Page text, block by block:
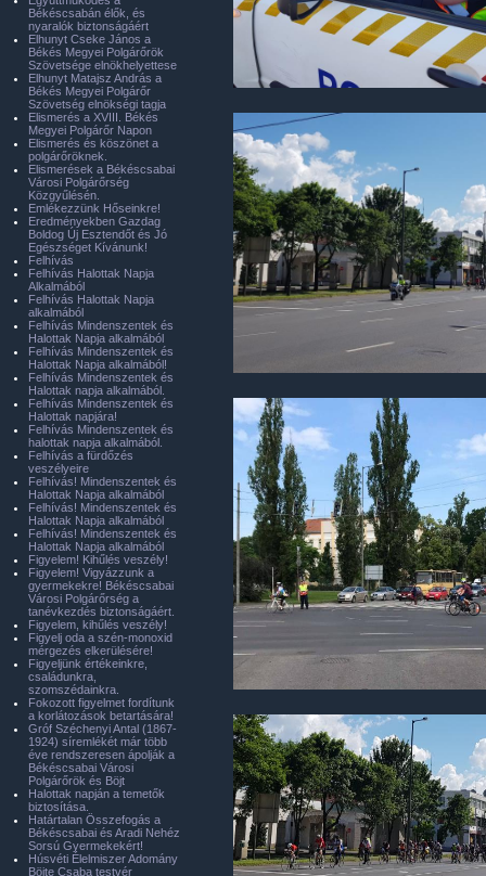
Békéscsabán élők, és
nyaralók biztonságáért
Elhunyt Cseke János a
Békés Megyei Polgárőrök
Szövetsége elnökhelyettese
Elhunyt Matajsz András a
Békés Megyei Polgárőr
Szövetség elnökségi tagja
Elismerés a XVIII. Békés
Megyei Polgárőr Napon
Elismerés és köszönet a
polgárőröknek.
Elismerések a Békéscsabai
Városi Polgárőrség
Közgyűlésén.
Emlékezzünk Hőseinkre!
Eredményekben Gazdag
Boldog Új Esztendőt és Jó
Egészséget Kívánunk!
Felhívás
Felhívás Halottak Napja
Alkalmából
Felhívás Halottak Napja
alkalmából
Felhívás Mindenszentek és
Halottak Napja alkalmából
Felhívás Mindenszentek és
Halottak Napja alkalmából!
Felhívás Mindenszentek és
Halottak napja alkalmából.
Felhívás Mindenszentek és
Halottak napjára!
Felhívás Mindenszentek és
halottak napja alkalmából.
Felhívás a fürdőzés
veszélyeire
Felhívás! Mindenszentek és
Halottak Napja alkalmából
Felhívás! Mindenszentek és
Halottak Napja alkalmából
Felhívás! Mindenszentek és
Halottak Napja alkalmából
Figyelem! Kihűlés veszély!
Figyelem! Vigyázzunk a
gyermekekre! Békéscsabai
Városi Polgárőrség a
tanévkezdés biztonságáért.
Figyelem, kihűlés veszély!
Figyelj oda a szén-monoxid
mérgezés elkerülésére!
Figyeljünk értékeinkre,
családunkra,
szomszédainkra.
Fokozott figyelmet fordítunk
a korlátozások betartására!
Gróf Széchenyi Antal (1867-
1924) síremlékét már több
éve rendszeresen ápolják a
Békéscsabai Városi
Polgárőrök és Böjt
Halottak napján a temetők
biztosítása.
Határtalan Összefogás a
Békéscsabai és Aradi Nehéz
Sorsú Gyermekekért!
Húsvéti Élelmiszer Adomány
Böjte Csaba testvér